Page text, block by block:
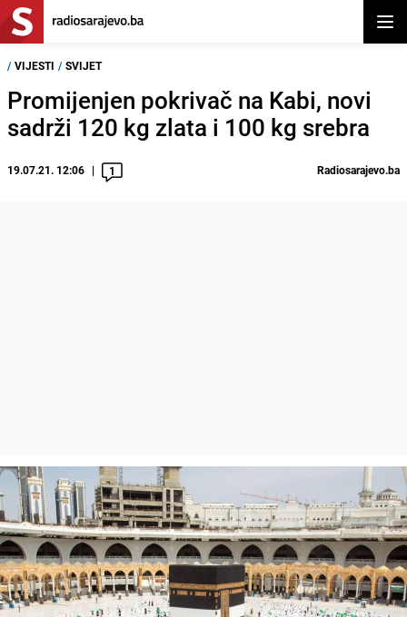
/ VIJESTI / SVIJET
Promijenjen pokrivač na Kabi, novi
sadrži 120 kg zlata i 100 kg srebra
19.07.21. 12:06 1 Radiosarajevo.ba